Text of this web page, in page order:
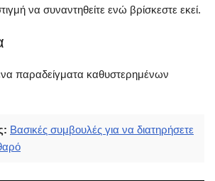
να συναντηθείτε ενώ βρίσκεστε εκεί.
παραδείγματα καθυστερημένων
Βασικές συμβουλές για να διατηρήσετε